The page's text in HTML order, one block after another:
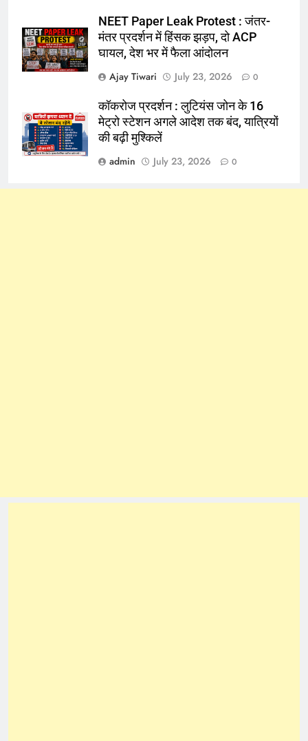
NEET Paper Leak Protest : जंतर-
मंतर प्रदर्शन में हिंसक झड़प, दो ACP
घायल, देश भर में फैला आंदोलन
Ajay Tiwari
July 23, 2026 0
कॉकरोज प्रदर्शन : लुटियंस जोन के 16
मेट्रो स्टेशन अगले आदेश तक बंद, यात्रियों
की बढ़ी मुश्किलें
admin
July 23, 2026 0